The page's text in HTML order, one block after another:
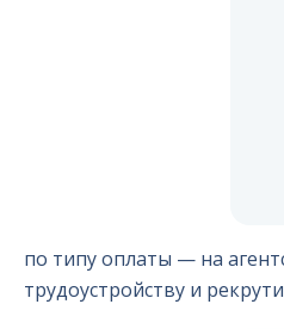
по типу оплаты — на
трудоустройству и